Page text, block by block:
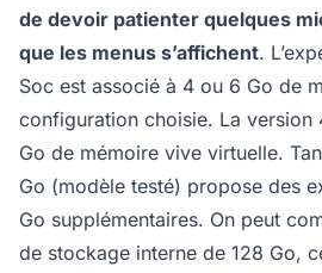
de devoir patienter quelques
que les menus s’affichent.
Soc est associé à 4 ou 6 Go de
configuration choisie. La version
Go de mémoire vive virtuelle.
Go (modèle testé) propose des
Go supplémentaires. On peut
de stockage interne de 128 Go,